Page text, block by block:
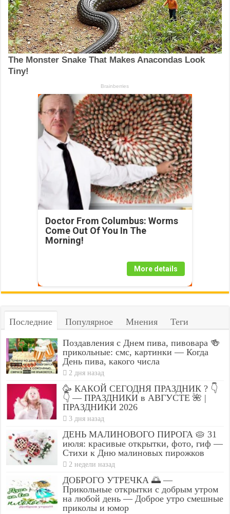
Doctor From Columbus: Worms
Come Out Of You In The
Morning!
More details
Последние Популярное Мнения Теги
Поздавления с Днем пива, пивовара 🍻
прикольные: смс, картинки — Когда
День пива, какого числа
2 дня назад
🥳 КАКОЙ СЕГОДНЯ ПРАЗДНИК ? 👇
👇 — ПРАЗДНИКИ в АВГУСТЕ 🌺 |
ПРАЗДНИКИ 2026
3 дня назад
ДЕНЬ МАЛИНОВОГО ПИРОГА 🥧 31
июля: красивые открытки, фото, гиф —
Стихи к Дню малиновых пирожков
2 недели назад
ДОБРОГО УТРЕЧКА 🌅 —
Прикольные открытки с добрым утром
на любой день — Доброе утро смешные
приколы и юмор